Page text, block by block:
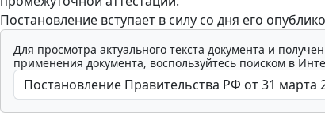
Постановление вступает в силу со дня его
Для просмотра актуального текста документа и
применения документа, воспользуйтесь поиском в